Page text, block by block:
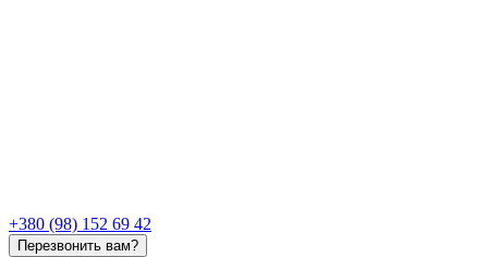
+380 (98) 152 69 42
Перезвонить вам?